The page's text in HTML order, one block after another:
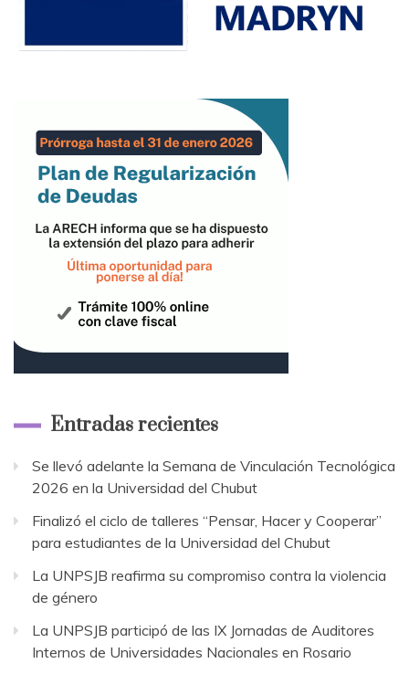
Entradas recientes
Se llevó adelante la Semana de Vinculación Tecnológica
2026 en la Universidad del Chubut
Finalizó el ciclo de talleres “Pensar, Hacer y Cooperar”
para estudiantes de la Universidad del Chubut
La UNPSJB reafirma su compromiso contra la violencia
de género
La UNPSJB participó de las IX Jornadas de Auditores
Internos de Universidades Nacionales en Rosario